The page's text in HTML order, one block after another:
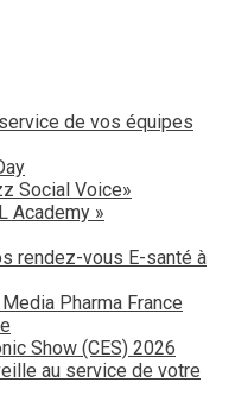
de vos équipes
Social Voice»
Academy »
rendez-vous E-santé à
Pharma France
Show (CES) 2026
au service de votre